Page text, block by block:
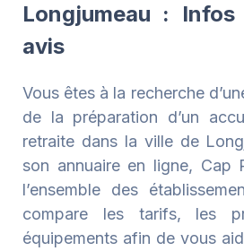
Longjumeau :
avis
Vous êtes à la recherche
de la préparation d’un
retraite dans la ville de
son annuaire en ligne, Cap
l’ensemble des
compare les tarifs, les
équipements afin de vous